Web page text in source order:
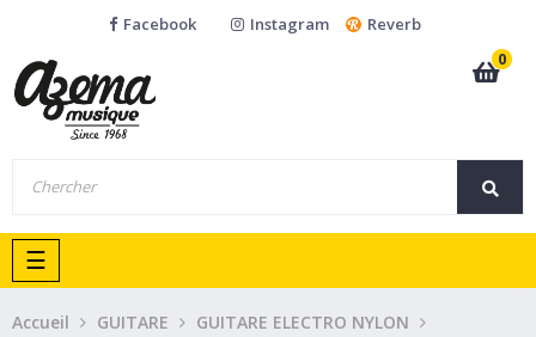
Facebook Instagram
Reverb
0
Basculer
la
navigation
☰
Accueil GUITARE
GUITARE ELECTRO NYLON